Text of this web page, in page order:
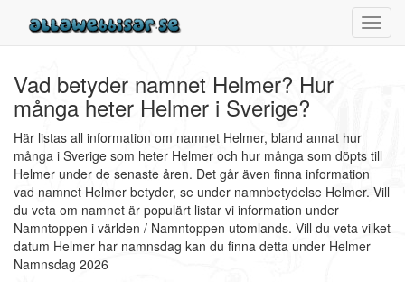
Vad betyder namnet Helmer? Hur
många heter Helmer i Sverige?
Här listas all information om namnet Helmer, bland annat hur
många i Sverige som heter Helmer och hur många som döpts till
Helmer under de senaste åren. Det går även finna information
vad namnet Helmer betyder, se under namnbetydelse Helmer. Vill
du veta om namnet är populärt listar vi information under
Namntoppen i världen / Namntoppen utomlands. Vill du veta vilket
datum Helmer har namnsdag kan du finna detta under Helmer
Namnsdag 2026